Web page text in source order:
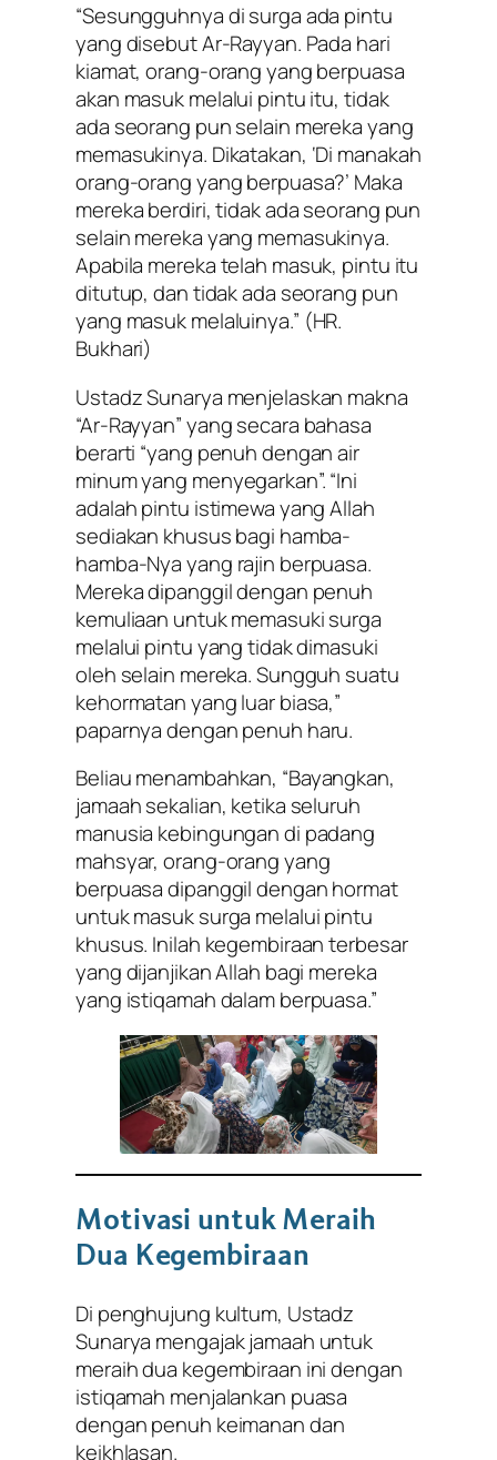
“Sesungguhnya di surga ada pintu
yang disebut Ar-Rayyan. Pada hari
kiamat, orang-orang yang berpuasa
akan masuk melalui pintu itu, tidak
ada seorang pun selain mereka yang
memasukinya. Dikatakan, ‘Di manakah
orang-orang yang berpuasa?’ Maka
mereka berdiri, tidak ada seorang pun
selain mereka yang memasukinya.
Apabila mereka telah masuk, pintu itu
ditutup, dan tidak ada seorang pun
yang masuk melaluinya.” (HR.
Bukhari)
Ustadz Sunarya menjelaskan makna
“Ar-Rayyan” yang secara bahasa
berarti “yang penuh dengan air
minum yang menyegarkan”. “Ini
adalah pintu istimewa yang Allah
sediakan khusus bagi hamba-
hamba-Nya yang rajin berpuasa.
Mereka dipanggil dengan penuh
kemuliaan untuk memasuki surga
melalui pintu yang tidak dimasuki
oleh selain mereka. Sungguh suatu
kehormatan yang luar biasa,”
paparnya dengan penuh haru.
Beliau menambahkan, “Bayangkan,
jamaah sekalian, ketika seluruh
manusia kebingungan di padang
mahsyar, orang-orang yang
berpuasa dipanggil dengan hormat
untuk masuk surga melalui pintu
khusus. Inilah kegembiraan terbesar
yang dijanjikan Allah bagi mereka
yang istiqamah dalam berpuasa.”
Motivasi untuk Meraih
Dua Kegembiraan
Di penghujung kultum, Ustadz
Sunarya mengajak jamaah untuk
meraih dua kegembiraan ini dengan
istiqamah menjalankan puasa
dengan penuh keimanan dan
keikhlasan.